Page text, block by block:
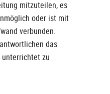
mitzuteilen, es
oder ist mit
verbunden.
das
unterrichtet zu